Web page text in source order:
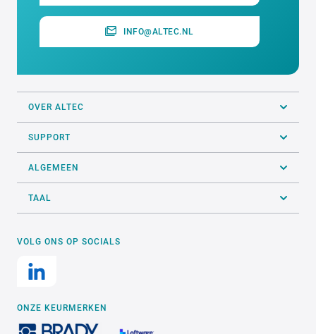
INFO@ALTEC.NL
OVER ALTEC
SUPPORT
ALGEMEEN
TAAL
VOLG ONS OP SOCIALS
ONZE KEURMERKEN